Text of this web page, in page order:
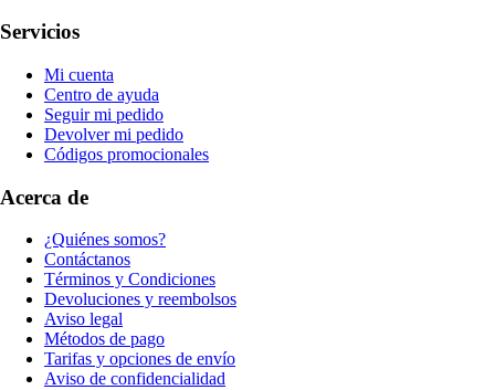
Servicios
Mi cuenta
Centro de ayuda
Seguir mi pedido
Devolver mi pedido
Códigos promocionales
Acerca de
¿Quiénes somos?
Contáctanos
Términos y Condiciones
Devoluciones y reembolsos
Aviso legal
Métodos de pago
Tarifas y opciones de envío
Aviso de confidencialidad